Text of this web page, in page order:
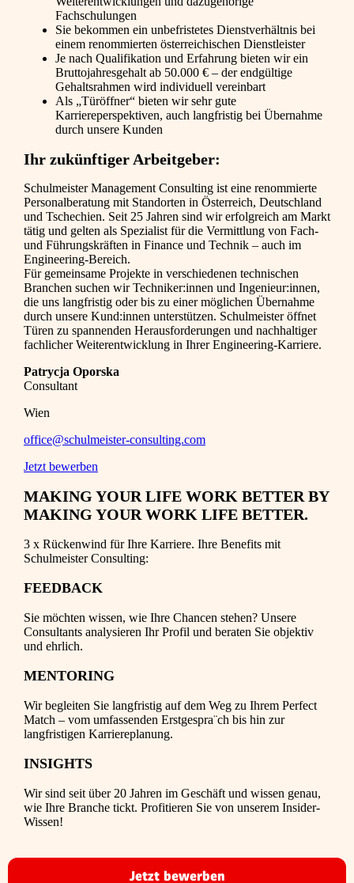
Fachschulungen
Sie bekommen ein unbefristetes Dienstverhältnis bei
einem renommierten österreichischen Dienstleister
Je nach Qualifikation und Erfahrung bieten wir ein
Bruttojahresgehalt ab 50.000 € – der endgültige
Gehaltsrahmen wird individuell vereinbart
Als „Türöffner“ bieten wir sehr gute
Karriereperspektiven, auch langfristig bei Übernahme
durch unsere Kunden
Ihr zukünftiger Arbeitgeber:
Schulmeister Management Consulting ist eine renommierte
Personalberatung mit Standorten in Österreich, Deutschland
und Tschechien. Seit 25 Jahren sind wir erfolgreich am Markt
tätig und gelten als Spezialist für die Vermittlung von Fach-
und Führungskräften in Finance und Technik – auch im
Engineering-Bereich.
Für gemeinsame Projekte in verschiedenen technischen
Branchen suchen wir Techniker:innen und Ingenieur:innen,
die uns langfristig oder bis zu einer möglichen Übernahme
durch unsere Kund:innen unterstützen. Schulmeister öffnet
Türen zu spannenden Herausforderungen und nachhaltiger
fachlicher Weiterentwicklung in Ihrer Engineering-Karriere.
Patrycja Oporska
Consultant
Wien
office@schulmeister-consulting.com
Jetzt bewerben
MAKING YOUR LIFE WORK BETTER BY
MAKING YOUR WORK LIFE BETTER.
3 x Rückenwind für Ihre Karriere. Ihre Benefits mit
Schulmeister Consulting:
FEEDBACK
Sie möchten wissen, wie Ihre Chancen stehen? Unsere
Consultants analysieren Ihr Profil und beraten Sie objektiv
und ehrlich.
MENTORING
Wir begleiten Sie langfristig auf dem Weg zu Ihrem Perfect
Match – vom umfassenden Erstgespra¨ch bis hin zur
langfristigen Karriereplanung.
INSIGHTS
Wir sind seit über 20 Jahren im Geschäft und wissen genau,
wie Ihre Branche tickt. Profitieren Sie von unserem Insider-
Wissen!
Jetzt bewerben